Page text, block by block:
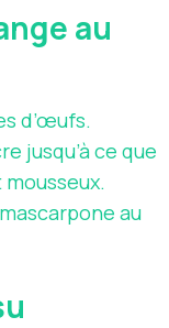
au
d’œufs.
jusqu’à ce que
au